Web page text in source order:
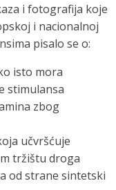
i fotografija koje
i nacionalnoj
pisalo se o:
isto mora
stimulansa
zbog
učvršćuje
tržištu droga
od strane sintetski